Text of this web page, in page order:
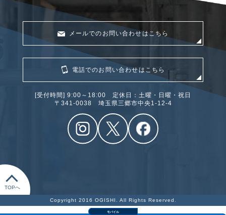
TOPへ
メールでのお問い合わせはこちら
電話でのお問い合わせはこちら
[受付時間] 9:00～18:00 定休日：土曜・日曜・祝日
〒341‐0038 埼玉県三郷市中央1-12-4
Copyright 2016 OGISHI. All Rights Reserved.
モバイル